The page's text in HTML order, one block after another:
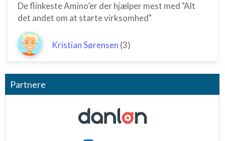
De flinkeste Amino’er der hjælper mest med "Alt
det andet om at starte virksomhed"
Kristian Sørensen (3)
Partnere